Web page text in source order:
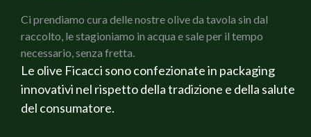
150 g di olive nere di Gaeta Ficacci
Rosmarino fresco
Salvia fresca
Olio di oliva extravergine Bio
Sale q.b.
Pepe q.b.
Ci prendiamo cura delle nostre olive da tavola sin dal
raccolto, le stagioniamo in acqua e sale per il tempo
necessario, senza fretta.
Le olive Ficacci sono confezionate in packaging
innovativi nel rispetto della tradizione e della salute
del consumatore.